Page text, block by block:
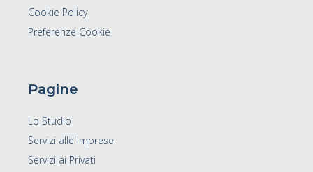
Cookie Policy
Preferenze Cookie
Pagine
Lo Studio
Servizi alle Imprese
Servizi ai Privati